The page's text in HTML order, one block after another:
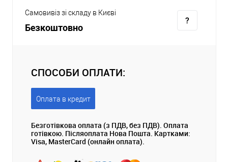
Самовивіз зі складу в Києві
Безкоштовно
СПОСОБИ ОПЛАТИ:
Оплата в кредит
Безготівкова оплата (з ПДВ, без ПДВ). Оплата
готівкою. Післяоплата Нова Пошта. Картками:
Visa, MasterCard (онлайн оплата).